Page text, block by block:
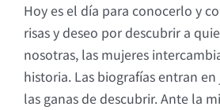
Hoy es el día para conocerlo y
risas y deseo por descubrir a
nosotras, las mujeres
historia. Las biografías entran
las ganas de descubrir. Ante la